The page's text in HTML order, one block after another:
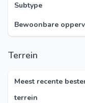
Subtype
Bewoonbare
Terrein
Meest recente
terrein